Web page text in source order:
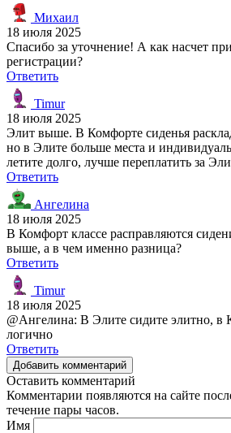
Михаил
18 июля 2025
Спасибо за уточнение! А как насчет
регистрации?
Ответить
Timur
18 июля 2025
Элит выше. В Комфорте сиденья
но в Элите больше места и
летите долго, лучше переплатить за
Ответить
Ангелина
18 июля 2025
В Комфорт классе расправляются
выше, а в чем именно разница?
Ответить
Timur
18 июля 2025
@Ангелина: В Элите сидите элитно, в
логично
Ответить
Добавить комментарий
Оставить комментарий
Комментарии появляются на сайте
течение пары часов.
Имя